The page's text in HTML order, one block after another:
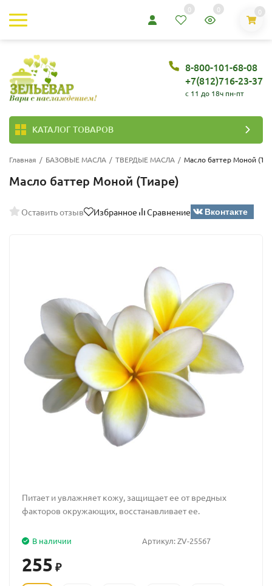
0 0 0
8-800-101-68-08
+7(812)716-23-37
c 11 до 18ч пн-пт
КАТАЛОГ ТОВАРОВ
Главная / БАЗОВЫЕ МАСЛА / ТВЕРДЫЕ МАСЛА / Масло баттер Моной
Масло баттер Моной (Тиаре)
Оставить отзыв Избранное Сравнение Вконтакте
Питает и увлажняет кожу, защищает ее от вредных
факторов окружающих, восстанавливает ее.
Артикул:ZV-25567
В наличии
255 ₽